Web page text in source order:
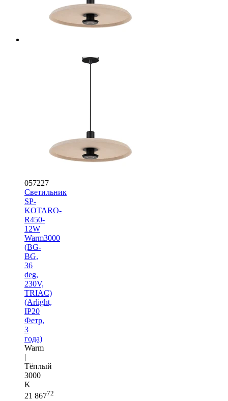
057227
Светильник
SP-
KOTARO-
R450-
12W
Warm3000
(BG-
BG,
36
deg,
230V,
TRIAC)
(Arlight,
IP20
Фетр,
3
года)
Warm
|
Тёплый
3000
K
21 86772